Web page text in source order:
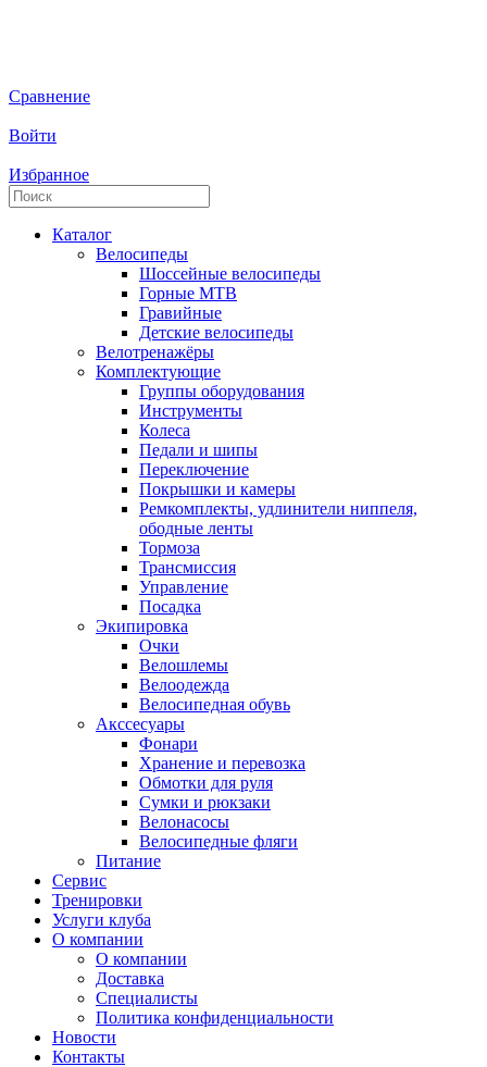
Сравнение
Войти
Избранное
Каталог
Велосипеды
Шоссейные велосипеды
Горные МTB
Гравийные
Детские велосипеды
Велотренажёры
Комплектующие
Группы оборудования
Инструменты
Колеса
Педали и шипы
Переключение
Покрышки и камеры
Ремкомплекты, удлинители ниппеля,
ободные ленты
Тормоза
Трансмиссия
Управление
Посадка
Экипировка
Очки
Велошлемы
Велоодежда
Велосипедная обувь
Акссесуары
Фонари
Хранение и перевозка
Обмотки для руля
Сумки и рюкзаки
Велонасосы
Велосипедные фляги
Питание
Сервис
Тренировки
Услуги клуба
О компании
О компании
Доставка
Специалисты
Политика конфиденциальности
Новости
Контакты